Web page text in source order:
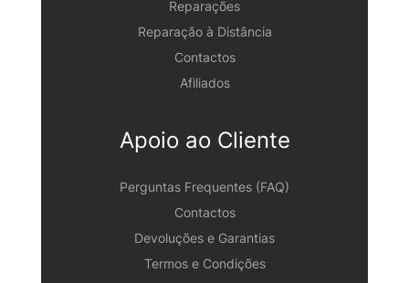
Reparações
Reparação à Distância
Contactos
Afiliados
Apoio ao Cliente
Perguntas Frequentes (FAQ)
Contactos
Devoluções e Garantias
Termos e Condições